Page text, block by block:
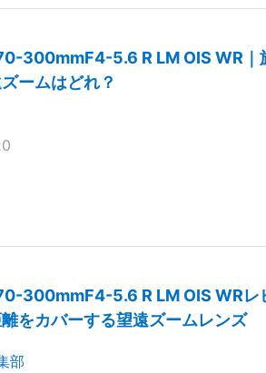
300mmF4-5.6 R LM OIS WR｜
ームはどれ？
300mmF4-5.6 R LM OIS WRレ
をカバーする望遠ズームレンズ
部